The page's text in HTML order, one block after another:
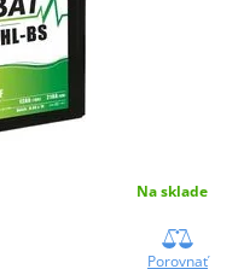
Na sklade
Porovnať